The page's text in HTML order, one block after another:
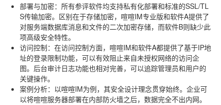
部署与加密：所有参评软件均支持私有化部署和标准的SSL/TL
S传输加密。区别在于存储加密，喧喧IM专业版和软件A提供了
对服务端数据库消息和文件的二次加密存储，而软件B则缺少此
项高级安全特性。
访问控制：在访问控制方面，喧喧IM和软件A都提供了基于IP地
址的登录限制功能，可以有效阻止来自未授权网络的访问企
图。后台审计日志功能也相对完善，可以追踪管理员和用户的
关键操作。
案例分析：以喧喧IM为例，其安全设计理念贯穿始终。企业可
以将喧喧服务器部署在内部防火墙之后，数据完全不出内网。